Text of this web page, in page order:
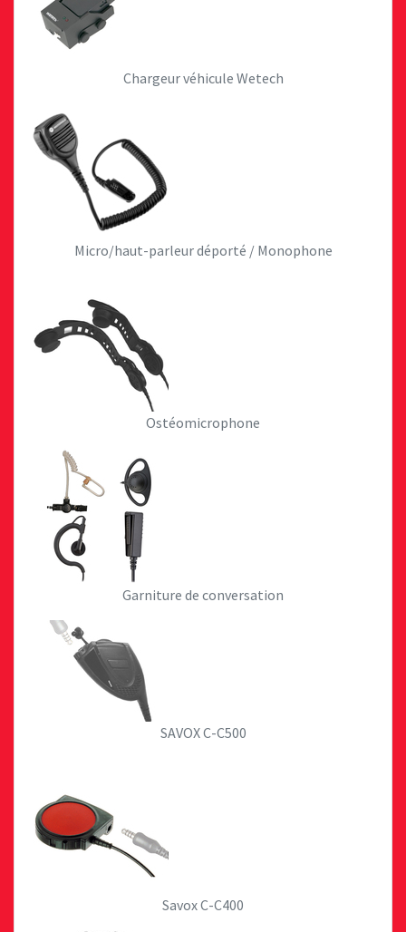
Chargeur véhicule Wetech
Micro/haut-parleur déporté / Monophone
Ostéomicrophone
Garniture de conversation
SAVOX C-C500
Savox C-C400